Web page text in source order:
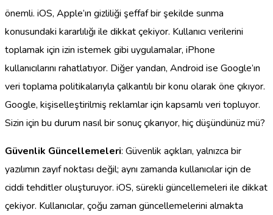
önemli. iOS, Apple’ın gizliliği şeffaf bir şekilde sunma
konusundaki kararlılığı ile dikkat çekiyor. Kullanıcı verilerini
toplamak için izin istemek gibi uygulamalar, iPhone
kullanıcılarını rahatlatıyor. Diğer yandan, Android ise Google’ın
veri toplama politikalarıyla çalkantılı bir konu olarak öne çıkıyor.
Google, kişiselleştirilmiş reklamlar için kapsamlı veri topluyor.
Sizin için bu durum nasıl bir sonuç çıkarıyor, hiç düşündünüz mü?
Güvenlik Güncellemeleri: Güvenlik açıkları, yalnızca bir
yazılımın zayıf noktası değil; aynı zamanda kullanıcılar için de
ciddi tehditler oluşturuyor. iOS, sürekli güncellemeleri ile dikkat
çekiyor. Kullanıcılar, çoğu zaman güncellemelerini almakta